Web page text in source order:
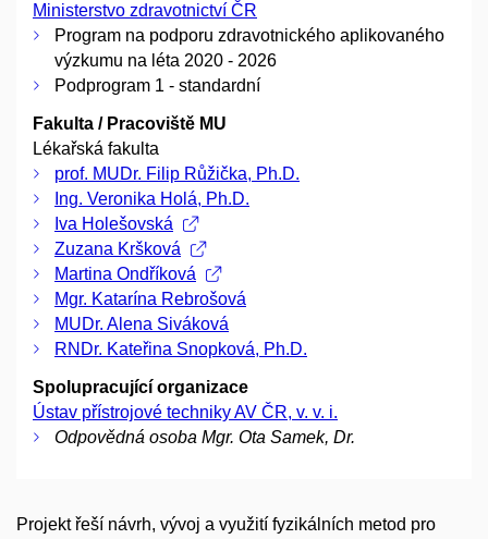
Ministerstvo zdravotnictví ČR
Program na podporu zdravotnického aplikovaného
výzkumu na léta 2020 - 2026
Podprogram 1 - standardní
Fakulta / Pracoviště MU
Lékařská fakulta
prof. MUDr. Filip Růžička, Ph.D.
Ing. Veronika Holá, Ph.D.
Iva Holešovská
Zuzana Kršková
Martina Ondříková
Mgr. Katarína Rebrošová
MUDr. Alena Siváková
RNDr. Kateřina Snopková, Ph.D.
Spolupracující organizace
Ústav přístrojové techniky AV ČR, v. v. i.
Odpovědná osoba Mgr. Ota Samek, Dr.
Projekt řeší návrh, vývoj a využití fyzikálních metod pro